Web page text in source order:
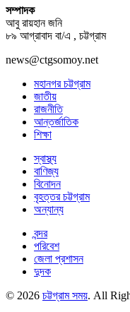
সম্পাদক
আবু রায়হান জনি
৮৯ আগ্রাবাদ বা/এ , চট্টগ্রাম
news@ctgsomoy.net
মহানগর চট্টগ্রাম
জাতীয়
রাজনীতি
আন্তর্জাতিক
শিক্ষা
স্বাস্থ্য
বাণিজ্য
বিনোদন
বৃহত্তর চট্টগ্রাম
অন্যান্য
বন্দর
পরিবেশ
জেলা প্রশাসন
দুদক
© 2026 চট্টগ্রাম সময়. All